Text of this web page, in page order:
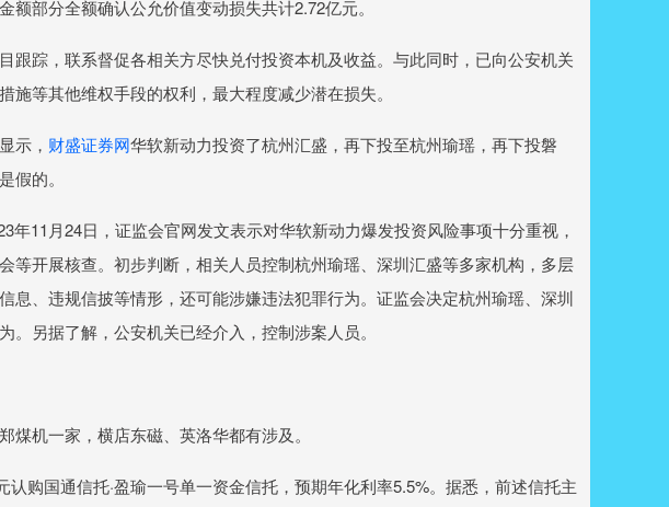
额部分全额确认公允价值变动损失共计2.72亿元。
踪，联系督促各相关方尽快兑付投资本机及收益。与此同时，已向公安机关
施等其他维权手段的权利，最大程度减少潜在损失。
示， 财盛证券网华软新动力投资了杭州汇盛，再下投至杭州瑜瑶，再下投磐
假的。
11月24日，证监会官网发文表示对华软新动力爆发投资风险事项十分重视，
等开展核查。初步判断，相关人员控制杭州瑜瑶、深圳汇盛等多家机构，多层
息、违规信披等情形，还可能涉嫌违法犯罪行为。证监会决定杭州瑜瑶、深圳
另据了解，公安机关已经介入，控制涉案人员。
机一家，横店东磁、英洛华都有涉及。
购国通信托·盈瑜一号单一资金信托，预期年化利率5.5%。据悉，前述信托主